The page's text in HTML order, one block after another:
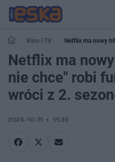
Kino i TV
Netflix ma nowy
wróci z 2. sezonem?
Netflix ma
nie chce" robi
wróci z 2.
2024-10-11 11:36